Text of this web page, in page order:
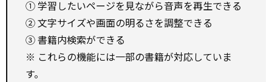
① 学習したいページを見ながら音声を再生できる
② 文字サイズや画面の明るさを調整できる
③ 書籍内検索ができる
※ これらの機能には一部の書籍が対応していま
す。